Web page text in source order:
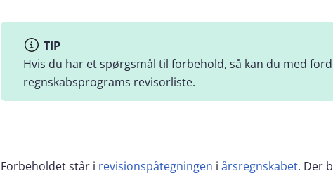
TIP
Hvis du har et spørgsmål til forbehold, så kan du med
regnskabsprograms revisorliste.
Forbeholdet står i revisionspåtegningen i årsregnskabet. Der